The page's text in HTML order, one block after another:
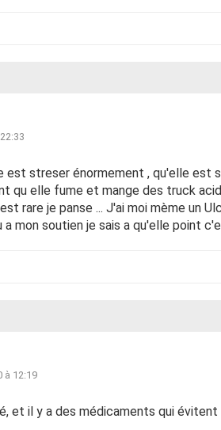
est streser énormement , qu'elle est
qu elle fume et mange des truck
rare je panse ... J'ai moi mème un
a mon soutien je sais a qu'elle point
à 12:19
et il y a des médicaments qui